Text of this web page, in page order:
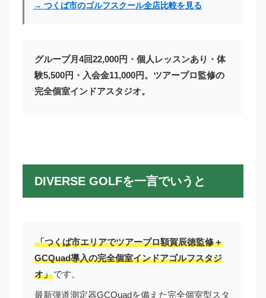
→ つくば市のゴルフスクール全店比較を見る
グループ月4回22,000円・個人レッスンあり・体
験5,500円・入会金11,000円。ツアープロ監修の
完全個室インドアスタジオ。
DIVERSE GOLFを一言でいうと
「つくば市エリアでツアープロ額賀辰徳監修＋
GCQuad導入の完全個室インドアゴルフスタジ
オ」です。
最新弾道測定器GCQuadを備えた完全個室型スタ